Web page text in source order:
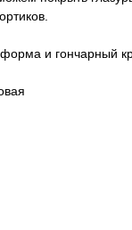
и гончарный